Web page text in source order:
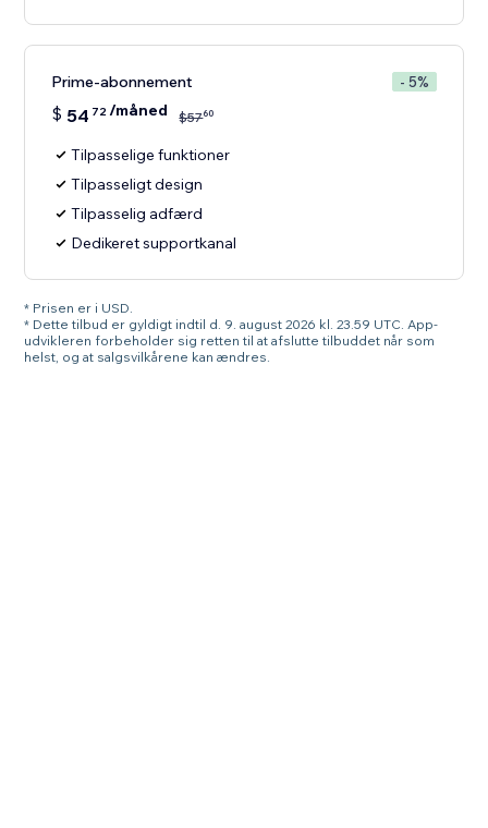
Prime-abonnement - 5%
$ 54 72/måned $5760
Tilpasselige funktioner
Tilpasseligt design
Tilpasselig adfærd
Dedikeret supportkanal
* Prisen er i USD.
* Dette tilbud er gyldigt indtil d. 9. august 2026 kl. 23.59 UTC. App-
udvikleren forbeholder sig retten til at afslutte tilbuddet når som
helst, og at salgsvilkårene kan ændres.